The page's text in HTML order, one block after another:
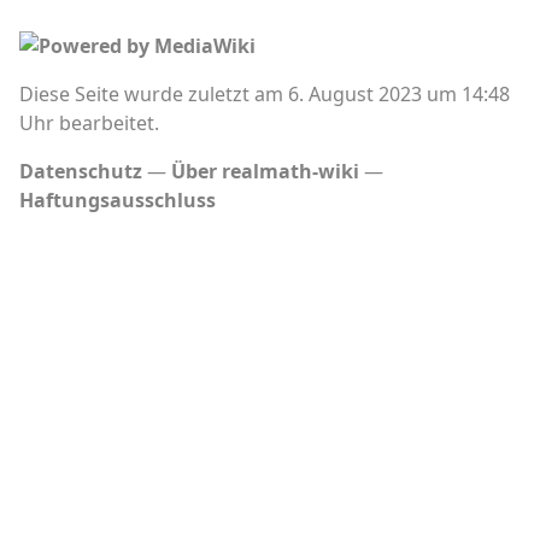
Diese Seite wurde zuletzt am 6. August 2023 um 14:48
Uhr bearbeitet.
Datenschutz
Über realmath-wiki
Haftungsausschluss